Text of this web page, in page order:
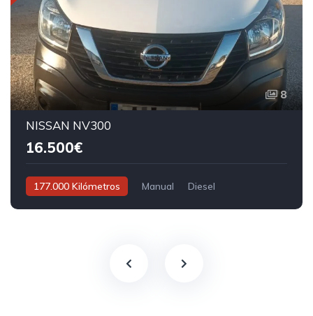
8
NISSAN NV300
16.500€
177.000 Kilómetros Manual Diesel